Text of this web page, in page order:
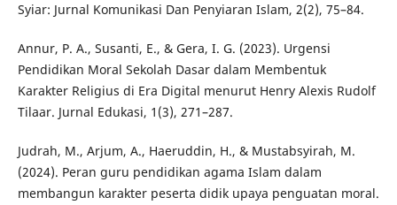
Syiar: Jurnal Komunikasi Dan Penyiaran Islam, 2(2), 75–84.
Annur, P. A., Susanti, E., & Gera, I. G. (2023). Urgensi
Pendidikan Moral Sekolah Dasar dalam Membentuk
Karakter Religius di Era Digital menurut Henry Alexis Rudolf
Tilaar. Jurnal Edukasi, 1(3), 271–287.
Judrah, M., Arjum, A., Haeruddin, H., & Mustabsyirah, M.
(2024). Peran guru pendidikan agama Islam dalam
membangun karakter peserta didik upaya penguatan moral.